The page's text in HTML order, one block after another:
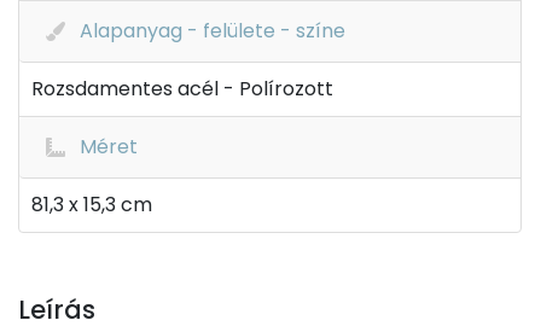
Alapanyag - felülete - színe
Rozsdamentes acél - Polírozott
Méret
81,3 x 15,3 cm
Leírás